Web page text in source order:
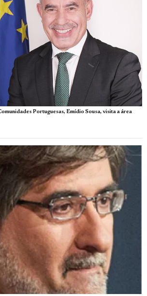
Portuguesas, Emídio Sousa, visita a área